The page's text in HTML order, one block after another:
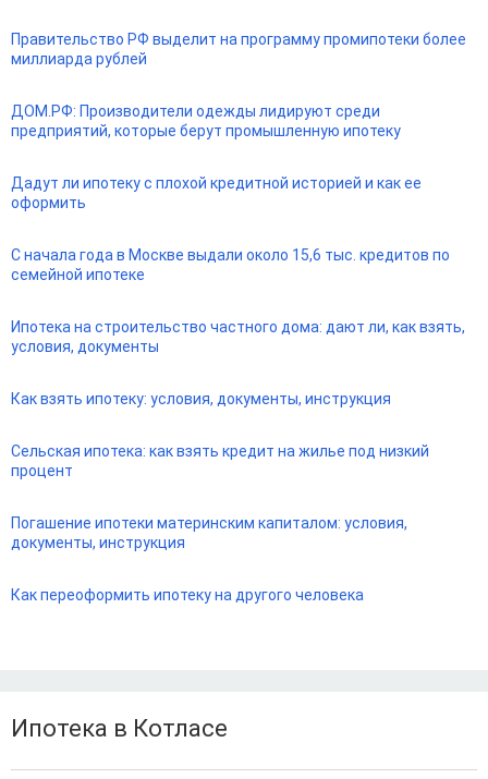
Правительство РФ выделит на программу промипотеки более
миллиарда рублей
ДОМ.РФ: Производители одежды лидируют среди
предприятий, которые берут промышленную ипотеку
Дадут ли ипотеку с плохой кредитной историей и как ее
оформить
С начала года в Москве выдали около 15,6 тыс. кредитов по
семейной ипотеке
Ипотека на строительство частного дома: дают ли, как взять,
условия, документы
Как взять ипотеку: условия, документы, инструкция
Сельская ипотека: как взять кредит на жилье под низкий
процент
Погашение ипотеки материнским капиталом: условия,
документы, инструкция
Как переоформить ипотеку на другого человека
Ипотека в Котласе